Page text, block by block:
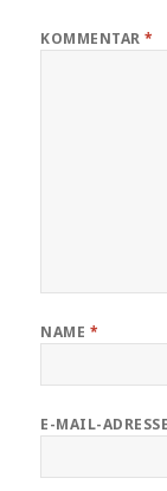
KOMMENTAR*
NAME *
E-MAIL-ADRESSE